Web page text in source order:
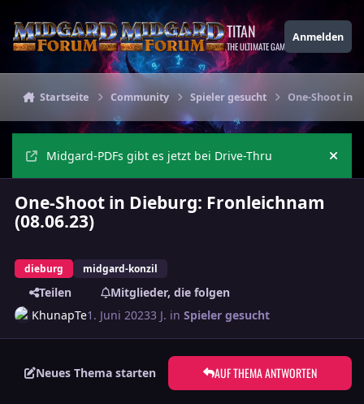
TITAN
THE ULTIMATE GAMING THEME
Anmelden
Startseite Community Spieler gesucht One-Shoot in
Midgard-PDFs gibt es jetzt bei Drive-Thru
One-Shoot in Dieburg: Fronleichnam
(08.06.23)
dieburg midgard-konzil
Teilen
Mitglieder, die folgen
KhunapTe1. Juni 20233 J. inSpieler gesucht
Neues Thema starten AUF THEMA ANTWORTEN